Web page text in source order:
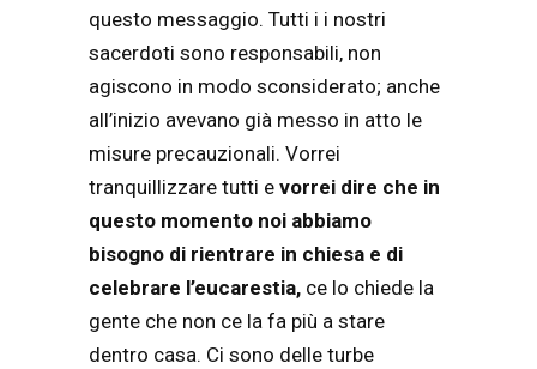
questo messaggio. Tutti i i nostri
sacerdoti sono responsabili, non
agiscono in modo sconsiderato; anche
all’inizio avevano già messo in atto le
misure precauzionali. Vorrei
tranquillizzare tutti e vorrei dire che in
questo momento noi abbiamo
bisogno di rientrare in chiesa e di
celebrare l’eucarestia, ce lo chiede la
gente che non ce la fa più a stare
dentro casa. Ci sono delle turbe